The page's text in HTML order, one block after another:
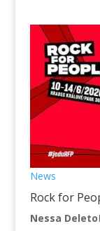
News
Rock for
Nessa Deleto